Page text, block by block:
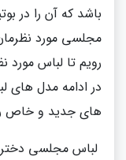
باشد که آن را در
مجلسی مورد
رویم تا لباس مورد
در ادامه مدل های
های جدید و خاص
لباس مجلسی